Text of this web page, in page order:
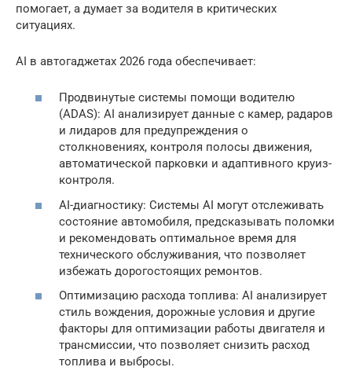
помогает, а думает за водителя в критических
ситуациях.
AI в автогаджетах 2026 года обеспечивает:
Продвинутые системы помощи водителю
(ADAS): AI анализирует данные с камер, радаров
и лидаров для предупреждения о
столкновениях, контроля полосы движения,
автоматической парковки и адаптивного круиз-
контроля.
AI-диагностику: Системы AI могут отслеживать
состояние автомобиля, предсказывать поломки
и рекомендовать оптимальное время для
технического обслуживания, что позволяет
избежать дорогостоящих ремонтов.
Оптимизацию расхода топлива: AI анализирует
стиль вождения, дорожные условия и другие
факторы для оптимизации работы двигателя и
трансмиссии, что позволяет снизить расход
топлива и выбросы.